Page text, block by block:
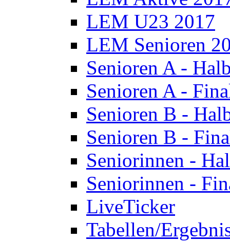
LEM U23 2017
LEM Senioren
Senioren A -
Senioren A -
Senioren B -
Senioren B -
Seniorinnen -
Seniorinnen -
LiveTicker
Tabellen/